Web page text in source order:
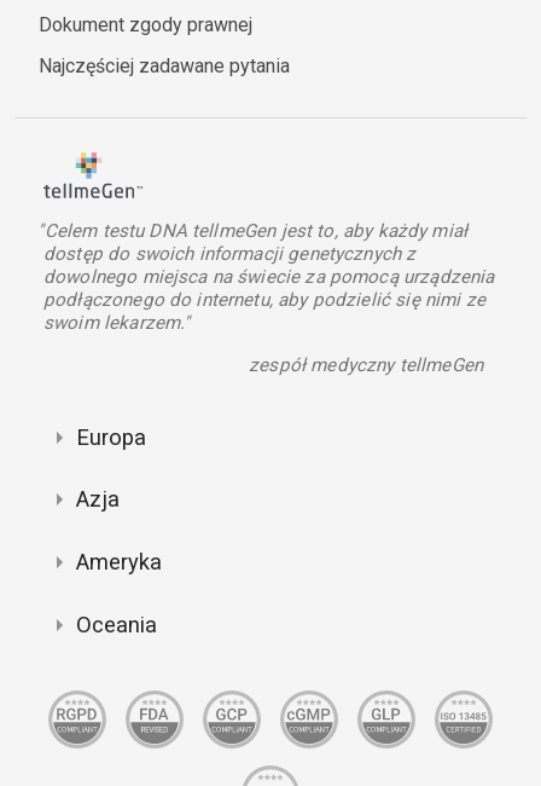
Dokument zgody prawnej
Najczęściej zadawane pytania
"Celem testu DNA tellmeGen jest to, aby każdy miał
dostęp do swoich informacji genetycznych z
dowolnego miejsca na świecie za pomocą urządzenia
podłączonego do internetu, aby podzielić się nimi ze
swoim lekarzem."
zespół medyczny tellmeGen
Europa
Azja
Ameryka
Oceania